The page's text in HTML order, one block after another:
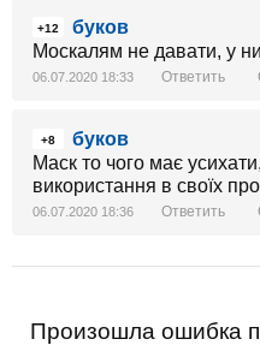
+12
буков
Москалям не давати, у
06.07.2020 18:33 Ответить
+8
буков
Маск то чого має
використання в своїх
06.07.2020 18:36 Ответить
Произошла ошибка